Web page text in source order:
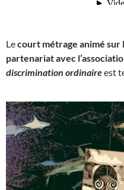
Lecourt métrage animé sur
partenariat avec
discrimination ordinaireest